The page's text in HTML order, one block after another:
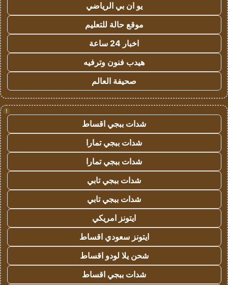
يو ان بي الرياضي
موقع حالة للتعليم
اخبار 24 ساعة
هيدب فنون وترفيه
صحيفة العالم
!
شدات ببجي اقساط
شدات ببجي تمارا
شدات ببجي تمارا
شدات ببجي تابي
شدات ببجي تابي
ايتونز امريكي
ايتونز سعودي اقساط
شحن يلا لودو اقساط
شدات ببجي اقساط